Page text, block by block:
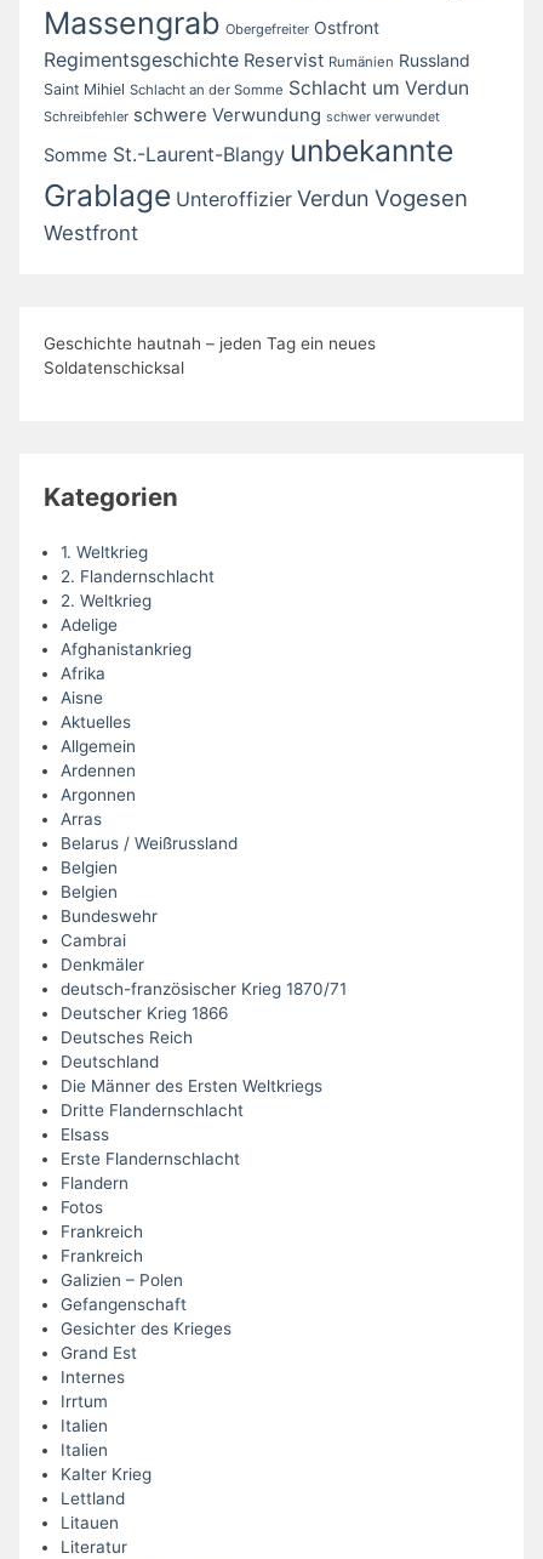
Massengrab Obergefreiter Ostfront
Regimentsgeschichte Reservist Rumänien Russland
Saint Mihiel Schlacht an der Somme Schlacht um Verdun
Schreibfehler schwere Verwundung schwer verwundet
Somme St.-Laurent-Blangy unbekannte
Grablage Unteroffizier Verdun Vogesen
Westfront
Geschichte hautnah – jeden Tag ein neues
Soldatenschicksal
Kategorien
1. Weltkrieg
2. Flandernschlacht
2. Weltkrieg
Adelige
Afghanistankrieg
Afrika
Aisne
Aktuelles
Allgemein
Ardennen
Argonnen
Arras
Belarus / Weißrussland
Belgien
Belgien
Bundeswehr
Cambrai
Denkmäler
deutsch-französischer Krieg 1870/71
Deutscher Krieg 1866
Deutsches Reich
Deutschland
Die Männer des Ersten Weltkriegs
Dritte Flandernschlacht
Elsass
Erste Flandernschlacht
Flandern
Fotos
Frankreich
Frankreich
Galizien – Polen
Gefangenschaft
Gesichter des Krieges
Grand Est
Internes
Irrtum
Italien
Italien
Kalter Krieg
Lettland
Litauen
Literatur